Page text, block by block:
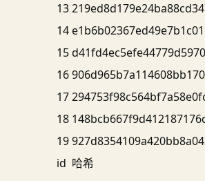
13
14
15
16
17
18
19
id 哈希